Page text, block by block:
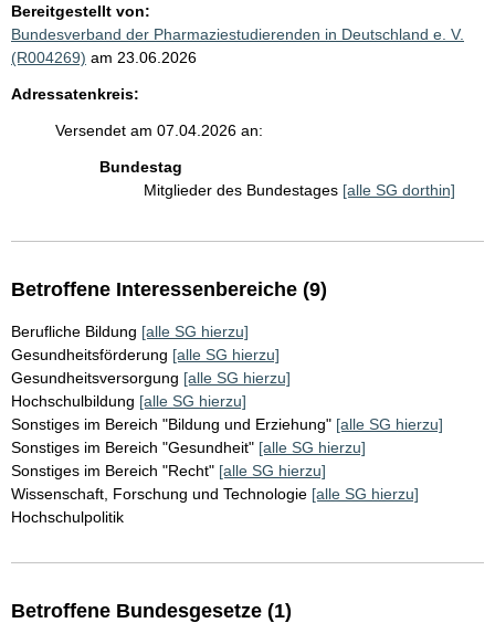
Bereitgestellt von:
Bundesverband der Pharmaziestudierenden in Deutschland e. V.
(R004269) am 23.06.2026
Adressatenkreis:
Versendet am 07.04.2026 an:
Bundestag
Mitglieder des Bundestages [alle SG dorthin]
Betroffene Interessenbereiche (9)
Berufliche Bildung [alle SG hierzu]
Gesundheitsförderung [alle SG hierzu]
Gesundheitsversorgung [alle SG hierzu]
Hochschulbildung [alle SG hierzu]
Sonstiges im Bereich "Bildung und Erziehung" [alle SG hierzu]
Sonstiges im Bereich "Gesundheit" [alle SG hierzu]
Sonstiges im Bereich "Recht" [alle SG hierzu]
Wissenschaft, Forschung und Technologie [alle SG hierzu]
Hochschulpolitik
Betroffene Bundesgesetze (1)